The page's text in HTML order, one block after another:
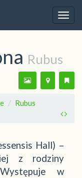
Rubus
Rubus
Hall) –
z rodziny
w